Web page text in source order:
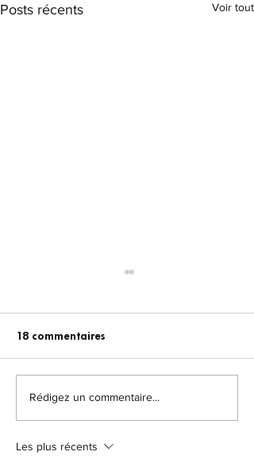
Posts récents Voir tout
Le pouvoir de la
visualisation pour
18 commentaires
Rédigez un commentaire...
Les plus récents